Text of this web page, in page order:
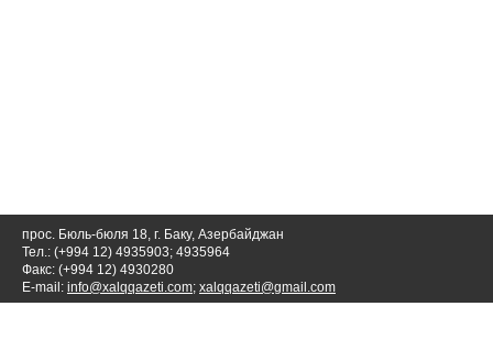
прос. Бюль-бюля 18, г. Баку, Азербайджан
Тел.: (+994 12) 4935903; 4935964
Факс: (+994 12) 4930280
E-mail: info@xalqqazeti.com; xalqqazeti@gmail.com